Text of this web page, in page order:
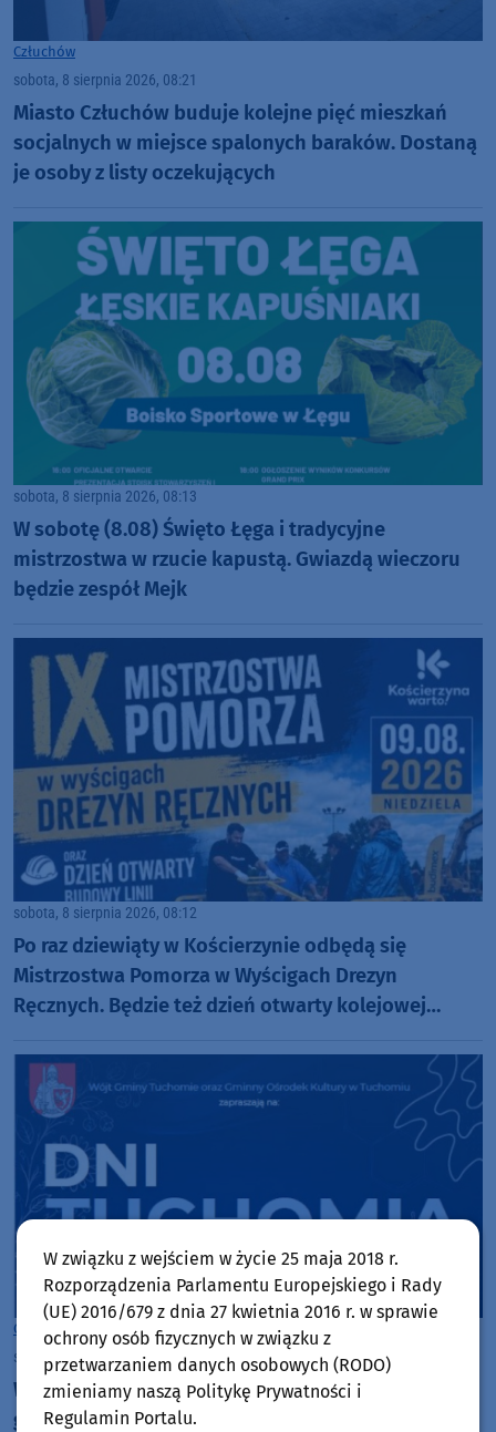
Człuchów
sobota, 8 sierpnia 2026, 08:21
Miasto Człuchów buduje kolejne pięć mieszkań
socjalnych w miejsce spalonych baraków. Dostaną
je osoby z listy oczekujących
sobota, 8 sierpnia 2026, 08:13
W sobotę (8.08) Święto Łęga i tradycyjne
mistrzostwa w rzucie kapustą. Gwiazdą wieczoru
będzie zespół Mejk
sobota, 8 sierpnia 2026, 08:12
Po raz dziewiąty w Kościerzynie odbędą się
Mistrzostwa Pomorza w Wyścigach Drezyn
Ręcznych. Będzie też dzień otwarty kolejowej
Gmina Tuchomie
sobota, 8 sierpnia 2026, 07:22
W ten weekend (8-9.08) Dni Tuchomia. Święto
gminy będzie połączone z uroczystym otwarciem
W związku z wejściem w życie 25 maja 2018 r.
Rozporządzenia Parlamentu Europejskiego i Rady
(UE) 2016/679 z dnia 27 kwietnia 2016 r. w sprawie
ochrony osób fizycznych w związku z
przetwarzaniem danych osobowych (RODO)
zmieniamy naszą Politykę Prywatności i
Regulamin Portalu.